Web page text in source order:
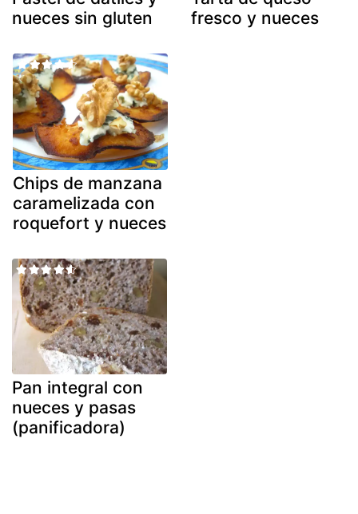
nueces sin gluten
fresco y nueces
Chips de manzana
caramelizada con
roquefort y nueces
Pan integral con
nueces y pasas
(panificadora)